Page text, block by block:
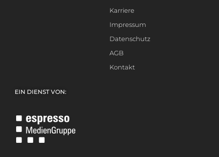
Karriere
Impressum
Datenschutz
AGB
Kontakt
EIN DIENST VON: